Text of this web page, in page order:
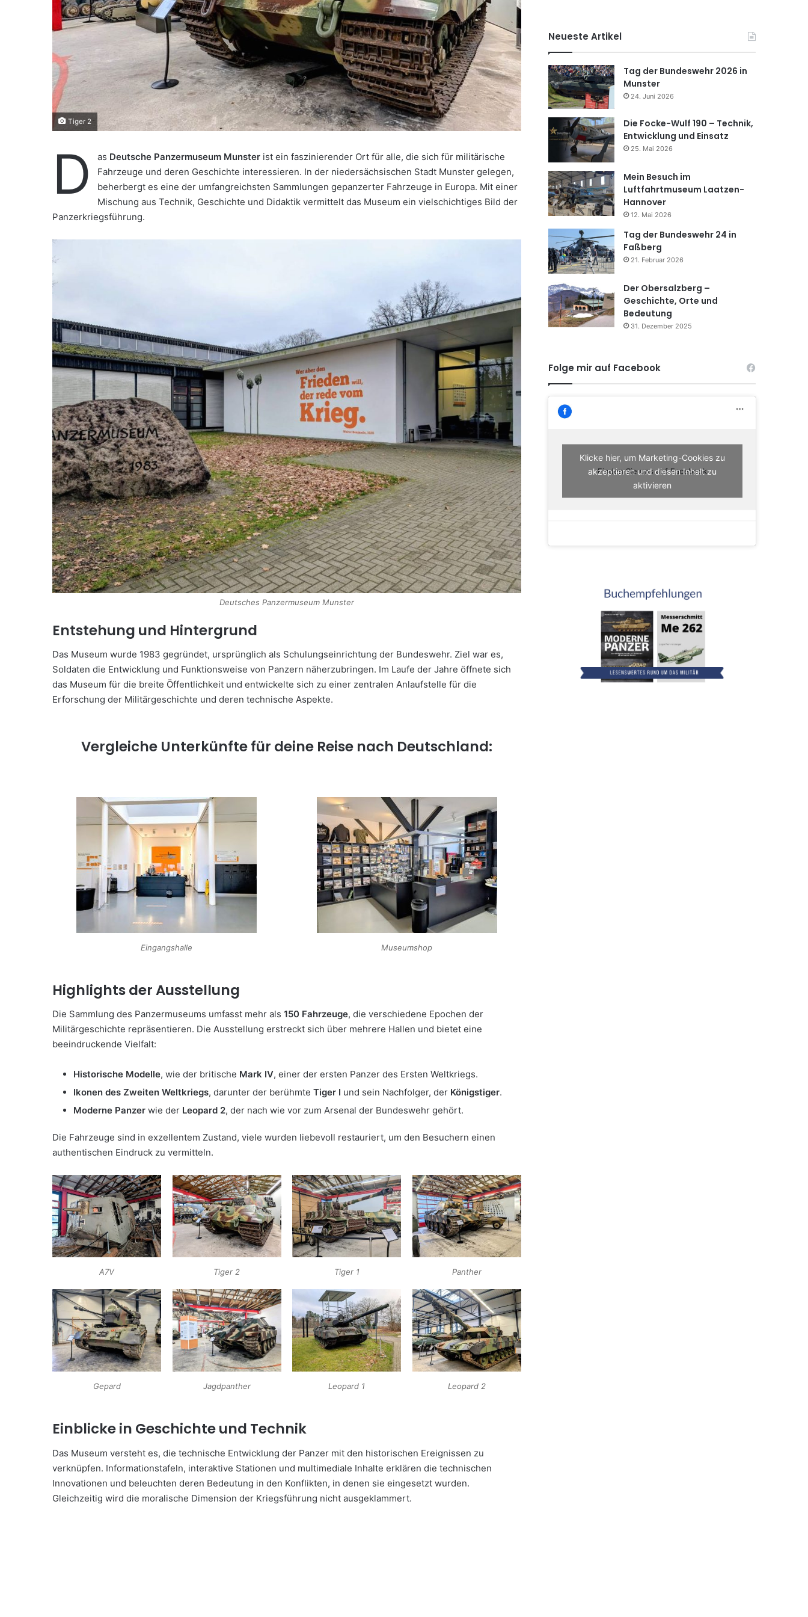
a
i
Tiger 2
D as Deutsche Panzermuseum Munster ist ein faszinierender Ort für alle, die sich für militärische
Fahrzeuge und deren Geschichte interessieren. In der niedersächsischen Stadt Munster gelegen,
beherbergt es eine der umfangreichsten Sammlungen gepanzerter Fahrzeuge in Europa. Mit einer
Mischung aus Technik, Geschichte und Didaktik vermittelt das Museum ein vielschichtiges Bild der
Panzerkriegsführung.
Deutsches Panzermuseum Munster
Entstehung und Hintergrund
Das Museum wurde 1983 gegründet, ursprünglich als Schulungseinrichtung der Bundeswehr. Ziel war es,
Soldaten die Entwicklung und Funktionsweise von Panzern näherzubringen. Im Laufe der Jahre öffnete sich
das Museum für die breite Öffentlichkeit und entwickelte sich zu einer zentralen Anlaufstelle für die
Erforschung der Militärgeschichte und deren technische Aspekte.
Vergleiche Unterkünfte für deine Reise nach Deutschland:
Eingangshalle Museumshop
Highlights der Ausstellung
Die Sammlung des Panzermuseums umfasst mehr als 150 Fahrzeuge, die verschiedene Epochen der
Militärgeschichte repräsentieren. Die Ausstellung erstreckt sich über mehrere Hallen und bietet eine
beeindruckende Vielfalt:
Historische Modelle, wie der britische Mark IV, einer der ersten Panzer des Ersten Weltkriegs.
Ikonen des Zweiten Weltkriegs, darunter der berühmte Tiger I und sein Nachfolger, der Königstiger.
Moderne Panzer wie der Leopard 2, der nach wie vor zum Arsenal der Bundeswehr gehört.
Die Fahrzeuge sind in exzellentem Zustand, viele wurden liebevoll restauriert, um den Besuchern einen
authentischen Eindruck zu vermitteln.
A7V Tiger 2 Tiger 1 Panther
Gepard Jagdpanther Leopard 1 Leopard 2
Einblicke in Geschichte und Technik
Das Museum versteht es, die technische Entwicklung der Panzer mit den historischen Ereignissen zu
verknüpfen. Informationstafeln, interaktive Stationen und multimediale Inhalte erklären die technischen
Innovationen und beleuchten deren Bedeutung in den Konflikten, in denen sie eingesetzt wurden.
Gleichzeitig wird die moralische Dimension der Kriegsführung nicht ausgeklammert.
Neueste Artikel
Tag der Bundeswehr 2026 in
Munster
24. Juni 2026
Die Focke-Wulf 190 – Technik,
Entwicklung und Einsatz
25. Mai 2026
Mein Besuch im
Luftfahrtmuseum Laatzen-
Hannover
12. Mai 2026
Tag der Bundeswehr 24 in
Faßberg
21. Februar 2026
Der Obersalzberg –
Geschichte, Orte und
Bedeutung
31. Dezember 2025
Folge mir auf Facebook
Finden Sie uns auf Facebook
Klicke hier, um Marketing-Cookies zu
akzeptieren und diesen Inhalt zu
aktivieren